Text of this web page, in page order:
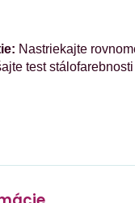
Nastriekajte
test